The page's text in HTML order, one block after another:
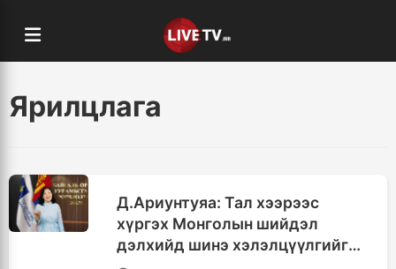
Ярилцлага
Д.Ариунтуяа: Тал хээрээс
хүргэх Монголын шийдэл
дэлхийд шинэ хэлэлцүүлгийг